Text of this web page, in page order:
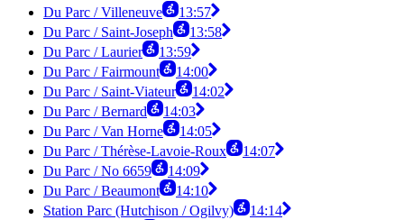
Du Parc / Villeneuve
13:57
Du Parc / Saint-Joseph
13:58
Du Parc / Laurier
13:59
Du Parc / Fairmount
14:00
Du Parc / Saint-Viateur
14:02
Du Parc / Bernard
14:03
Du Parc / Van Horne
14:05
Du Parc / Thérèse-Lavoie-Roux
14:07
Du Parc / No 6659
14:09
Du Parc / Beaumont
14:10
Station Parc (Hutchison / Ogilvy)
14:14